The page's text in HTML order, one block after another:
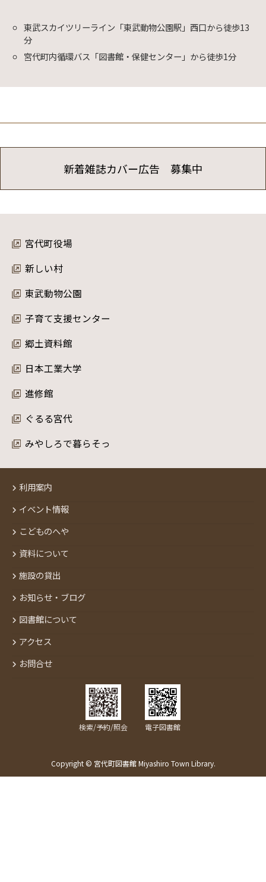
東武スカイツリーライン「東武動物公園駅」西口から徒歩13
分
宮代町内循環バス「図書館・保健センター」から徒歩1分
新着雑誌カバー広告 募集中
宮代町役場
新しい村
東武動物公園
子育て支援センター
郷土資料館
日本工業大学
進修館
ぐるる宮代
みやしろで暮らそっ
利用案内
イベント情報
こどものへや
資料について
施設の貸出
お知らせ・ブログ
図書館について
アクセス
お問合せ
検索/予約/照会 電子図書館
Copyright © 宮代町図書館 Miyashiro Town Library.